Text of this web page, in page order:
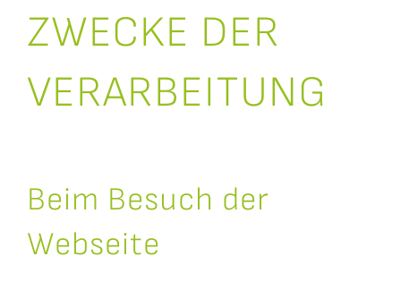
ZWECKE DER
VERARBEITUNG
Beim Besuch der
Webseite